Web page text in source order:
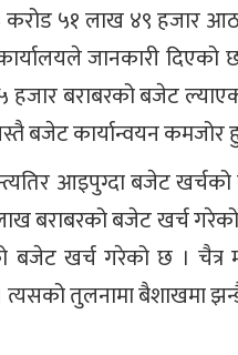
५१ लाख ४९ हजार
जानकारी
बराबरको बजेट
बजेट कार्यान्वयन कमजोर
आइपुग्दा बजेट
बराबरको बजेट खर्च
बजेट खर्च गरेको छ । चैत्र
त्यसको तुलनामा बैशाखमा